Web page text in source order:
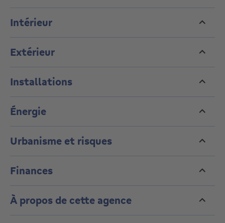
Intérieur
Extérieur
Installations
Énergie
Urbanisme et risques
Finances
À propos de cette agence